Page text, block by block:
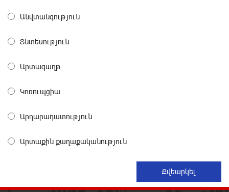
«Շտապ հաստատեք քարտի տվյալները»․ IDBank-ը
Ինչպես է ՔՊ-ն «հարգում» ժողովրդի քվեն.
Մարիաննա Ղահրամանյան
Անվտանգություն
Տնտեսություն
Արտագաղթ
Կոռուպցիա
Արդարադատություն
Արտաքին քաղաքականություն